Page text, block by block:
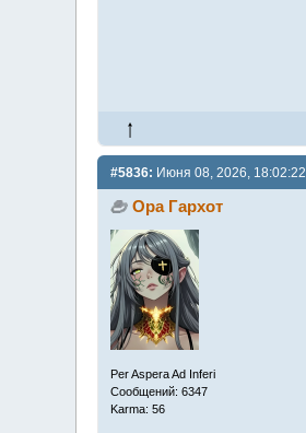
#5836: Июня 08, 2026, 18:02:22
Ора Гархот
Per Aspera Ad Inferi
Сообщений: 6347
Karma: 56